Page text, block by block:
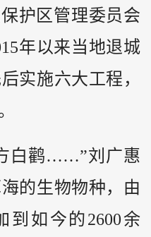
护区管理委员会
年以来当地退城
实施六大工程，
白鹳……”刘广惠
的生物物种，由
到如今的2600余